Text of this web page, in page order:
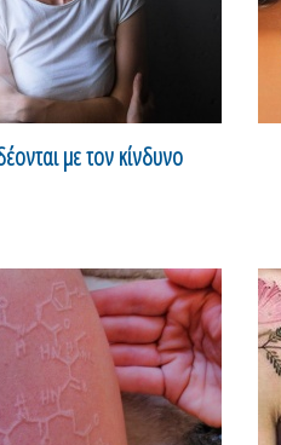
με τον κίνδυνο